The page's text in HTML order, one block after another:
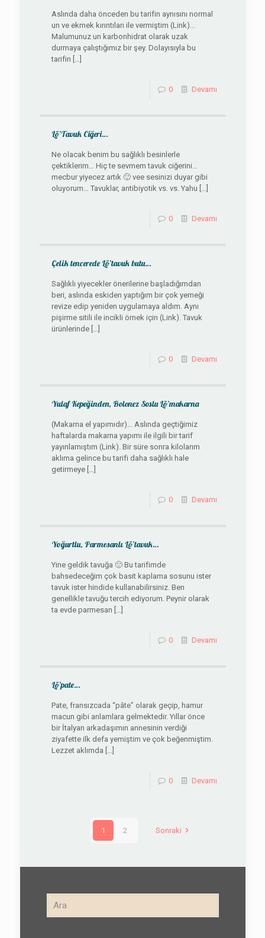
Aslında daha önceden bu tarifin aynısını normal
un ve ekmek kırıntıları ile vermiştim (Link)…
Malumunuz un karbonhidrat olarak uzak
durmaya çalıştığımız bir şey. Dolayısıyla bu
tarifin […]
0 Devamı
Lö’Tavuk Ciğeri…
Ne olacak benim bu sağlıklı besinlerle
çektiklerim… Hiç te sevmem tavuk ciğerini…
mecbur yiyecez artık 🙂 vee sesinizi duyar gibi
oluyorum… Tavuklar, antibiyotik vs. vs. Yahu […]
0 Devamı
Çelik tencerede Lö’tavuk butu…
Sağlıklı yiyecekler önerilerine başladığımdan
beri, aslında eskiden yaptığım bir çok yemeği
revize edip yeniden uygulamaya aldım. Aynı
pişirme sitili ile incikli örnek için (Link). Tavuk
ürünlerinde[…]
0 Devamı
Yulaf Kepeğinden, Bolonez Soslu Lö’makarna
(Makarna el yapımıdır)… Aslında geçtiğimiz
haftalarda makarna yapımı ile ilgili bir tarif
yayınlamıştım (Link). Bir süre sonra kilolarım
aklıma gelince bu tarifi daha sağlıklı hale
getirmeye[…]
0 Devamı
Yoğurtlu, Parmesanlı Lö’tavuk…
Yine geldik tavuğa 🙂 Bu tarifimde
bahsedeceğim çok basit kaplama sosunu ister
tavuk ister hindide kullanabilirsiniz. Ben
genellikle tavuğu tercih ediyorum. Peynir olarak
ta evde parmesan […]
0 Devamı
Lö’pate…
Pate, fransızcada “pâte” olarak geçip, hamur
macun gibi anlamlara gelmektedir. Yıllar önce
bir İtalyan arkadaşımın annesinin verdiği
ziyafette ilk defa yemiştim ve çok beğenmiştim.
Lezzet aklımda […]
0 Devamı
1 2 Sonraki